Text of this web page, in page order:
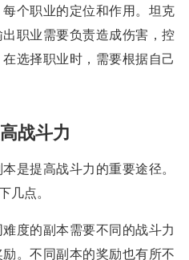
个职业的定位和作用。坦克
职业需要负责造成伤害，控
选择职业时，需要根据自己
战斗力
是提高战斗力的重要途径。
几点。
度的副本需要不同的战斗力
。不同副本的奖励也有所不